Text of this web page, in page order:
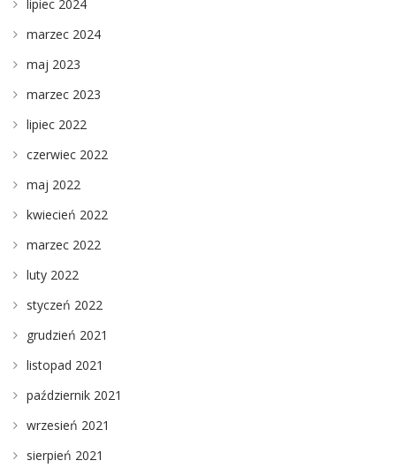
lipiec 2024
marzec 2024
maj 2023
marzec 2023
lipiec 2022
czerwiec 2022
maj 2022
kwiecień 2022
marzec 2022
luty 2022
styczeń 2022
grudzień 2021
listopad 2021
październik 2021
wrzesień 2021
sierpień 2021